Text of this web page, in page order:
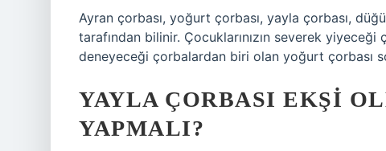
Ayran çorbası, yoğurt çorbası, yayla çorbası,
tarafından bilinir. Çocuklarınızın severek
deneyeceği çorbalardan biri olan yoğurt çorbası
YAYLA ÇORBASI EKŞI
YAPMALI?